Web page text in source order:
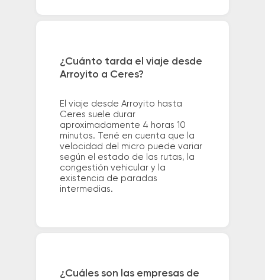
¿Cuánto tarda el viaje desde
Arroyito a Ceres?
El viaje desde Arroyito hasta
Ceres suele durar
aproximadamente 4 horas 10
minutos. Tené en cuenta que la
velocidad del micro puede variar
según el estado de las rutas, la
congestión vehicular y la
existencia de paradas
intermedias.
¿Cuáles son las empresas de